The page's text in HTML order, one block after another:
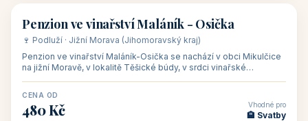
🏡 penzion
Penzion ve vinařství Maláník - Osička
🍷 Podluží · Jižní Morava (Jihomoravský kraj)
Penzion ve vinařství Maláník-Osička se nachází v obci Mikulčice
na jižní Moravě, v lokalitě Těšické búdy, v srdci vinařské
CENA OD
480 Kč Vhodné pro
🏨 Svatby